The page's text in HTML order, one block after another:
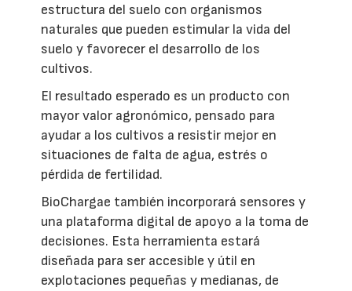
estructura del suelo con organismos
naturales que pueden estimular la vida del
suelo y favorecer el desarrollo de los
cultivos.
El resultado esperado es un producto con
mayor valor agronómico, pensado para
ayudar a los cultivos a resistir mejor en
situaciones de falta de agua, estrés o
pérdida de fertilidad.
BioChargae también incorporará sensores y
una plataforma digital de apoyo a la toma de
decisiones. Esta herramienta estará
diseñada para ser accesible y útil en
explotaciones pequeñas y medianas, de